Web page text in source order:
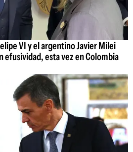
VI y el argentino Javier Milei
efusividad, esta vez en Colombia